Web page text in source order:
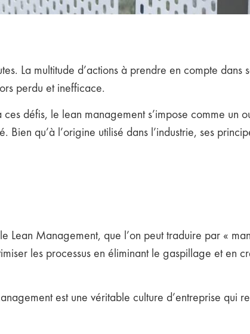
La multitude d’actions à prendre en compte dans
perdu et inefficace.
défis, le lean management s’impose comme un
qu’à l’origine utilisé dans l’industrie, ses
Lean Management, que l’on peut traduire par «
les processus en éliminant le gaspillage et en
est une véritable culture d’entreprise qui